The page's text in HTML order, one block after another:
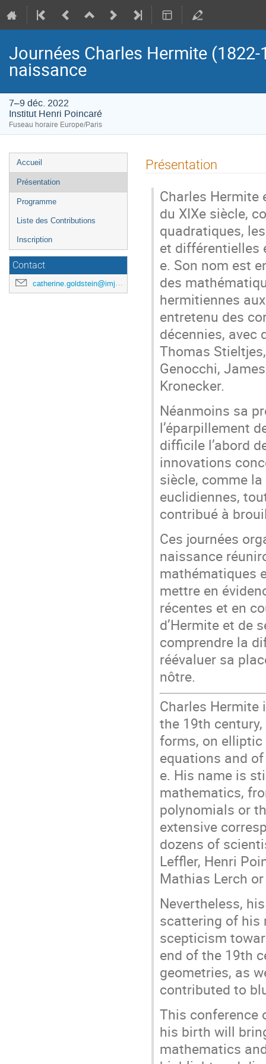
Journées Charles Hermite
naissance
7–9 déc. 2022
Institut Henri Poincaré
Fuseau horaire Europe/Paris
Menu
de
l'événement
Accueil
Présentation
Programme
Liste des Contributions
Inscription
Contact
catherine.goldstein@imj-prg.fr
Présentation
Charles Hermite
du XIXe siècle,
quadratiques,
et différentielles
e. Son nom est
des
hermitiennes
entretenu des
décennies, avec
Thomas
Genocchi,
Kronecker.
Néanmoins sa
l’éparpillement
difficile l’abord
innovations
siècle, comme
euclidiennes,
contribué à
Ces journées
naissance
mathématiques
mettre en
récentes et en
d’Hermite et de
comprendre la
réévaluer sa
nôtre.
Charles
the 19th
forms, on
equations and
e. His name is
mathematics,
polynomials or
extensive
dozens of
Leffler, Henri
Mathias Lerch
Nevertheless,
scattering of his
scepticism
end of the 19th
geometries, as
contributed to
This conference
his birth will
mathematics